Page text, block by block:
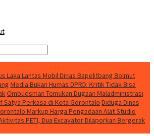
Laka Lantas Mobil Dinas Bapelitbang Bolmut
Media Bukan Humas DPRD: Kritik Tidak Bisa
Ombudsman Temukan Dugaan Maladministrasi
Satya Perkasa di Kota Gorontalo Diduga Dinas
Markup Harga Pengadaan Alat Studio
PETI, Dua Excavator Dilaporkan Bergerak